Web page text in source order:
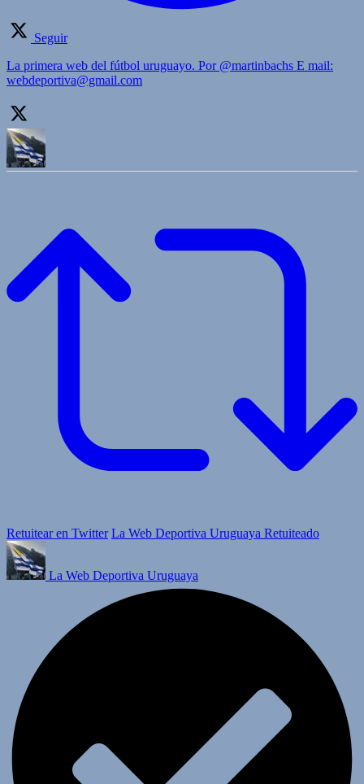
Seguir
La primera web del fútbol uruguayo. Por @martinbachs E mail:
webdeportiva@gmail.com
Retuitear en Twitter La Web Deportiva Uruguaya Retuiteado
La Web Deportiva Uruguaya